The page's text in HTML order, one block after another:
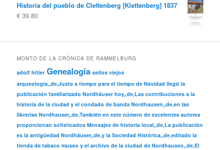
Historia del pueblo de Clettenberg [Klettenberg] 1837
€ 39.80
MONTO DE LA CRÓNICA DE RAMMELBURG
adolf hitler Genealogía sellos viejos
arqueología,,de,Justo a tiempo para el tiempo de Navidad llegó la
publicación familiarizado Nordhäuser hoy,,de,Las contribuciones a la
historia de la ciudad y el condado de banda Nordhausen,,de,en las
librerías Nordhauser,,de,También en este número de excelentes autores
proporcionan sofisticados Mensajes de historia local,,de,La publicación
es la antigüedad Nordhäuser,,de,y la Sociedad Histórica,,de,editado la
tienda de tabaco museo y el archivo de la ciudad de Nordhausen,,de,El